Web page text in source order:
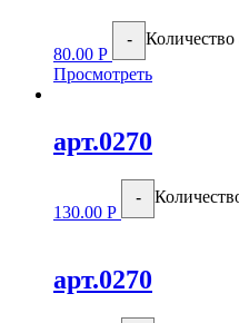
80.00 Р
- Количество
Просмотреть
арт.0270
130.00 Р
-
арт.0270